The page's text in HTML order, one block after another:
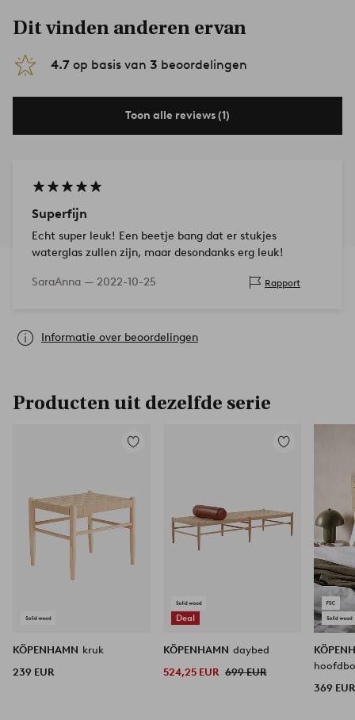
Dit vinden anderen ervan
4.7 op basis van 3 beoordelingen
Toon alle reviews (1)
Superfijn
Echt super leuk! Een beetje bang dat er stukjes
waterglas zullen zijn, maar desondanks erg leuk!
SaraAnna — 2022-10-25 Rapport
Informatie over beoordelingen
Producten uit dezelfde serie
Toevoegen
KÖPENHAMN kruk
239 EUR
Deal
Toevoegen
KÖPENHAMN daybed
524,25 EUR 699 EUR
369 EUR